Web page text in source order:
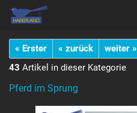
« Erster « zurück weiter »
43 Artikel in dieser Kategorie
Pferd im Sprung